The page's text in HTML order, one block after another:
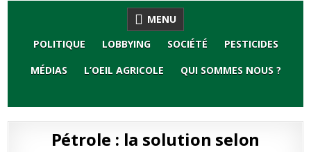
MENU
POLITIQUE
LOBBYING SOCIÉTÉ
PESTICIDES
MÉDIAS
L’OEIL AGRICOLE QUI SOMMES NOUS ?
Pétrole : la solution selon